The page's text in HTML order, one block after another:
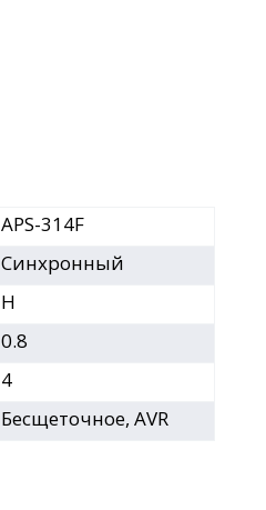
APS-314F
Синхронный
H
0.8
4
Бесщеточное, AVR